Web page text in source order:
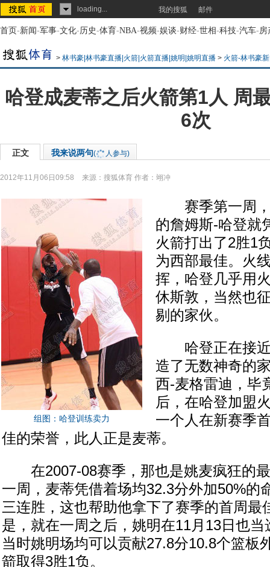
loading... 我的搜狐 邮件
首页-新闻-军事-文化-历史-体育-NBA-视频-娱谈-财经-世相-科技-汽车-房
> 林书豪|林书豪直播|火箭|火箭直播|姚明|姚明直播 > 火箭-林书豪
哈登成麦蒂之后火箭第1人 周
6次
正文 我来说两句( 人参与)
2012年11月06日09:58 来源： 搜狐体育 作者：翊冲
组图：哈登训练卖力
赛季第一周，
的詹姆斯-哈登就
火箭打出了2胜1
为西部最佳。火
挥，哈登几乎用
休斯敦，当然也
剔的家伙。
哈登正在接近
造了无数神奇的
西-麦格雷迪，毕
后，在哈登加盟
一个人在新赛季
佳的荣誉，此人正是麦蒂。
在2007-08赛季，那也是姚麦疯狂的最
一周，麦蒂凭借着场均32.3分外加50%的
三连胜，这也帮助他拿下了赛季的首周最
是，就在一周之后，姚明在11月13日也
当时姚明场均可以贡献27.8分10.8个篮板
箭取得3胜1负。